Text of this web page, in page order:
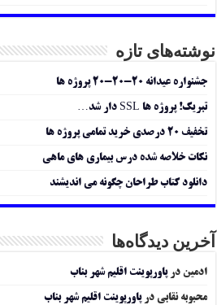
نوشته‌های تازه
جشنواره عیدانه ۲۰-۲۰-۲۰ پروژه ها
تبریک! پروژه ها SSL دار شد…
تخفیف ۲۰ درصدی خرید تمامی پروژه ها
نکات خلاصه شده درس بیماری های ماهی
دانلود کتاب طراحان چگونه می اندیشند
آخرین دیدگاه‌ها
ادمین درپاورپوینت اقلیم شهر بناب
محبوبه نقابی درپاورپوینت اقلیم شهر بناب